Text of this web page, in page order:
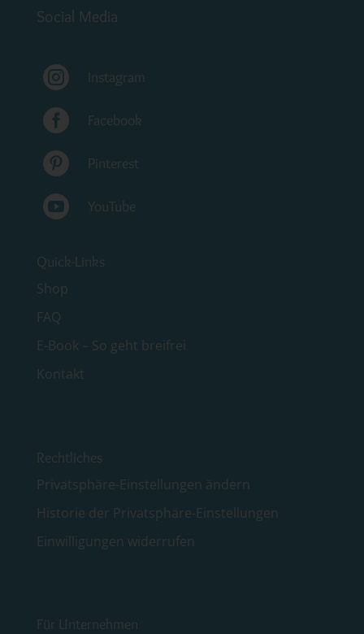
Social Media
 Instagram
 Facebook
 Pinterest
 YouTube
Quick-Links
Shop
FAQ
E-Book – So geht breifrei
Kontakt
Rechtliches
Privatsphäre-Einstellungen ändern
Historie der Privatsphäre-Einstellungen
Einwilligungen widerrufen
Für Unternehmen